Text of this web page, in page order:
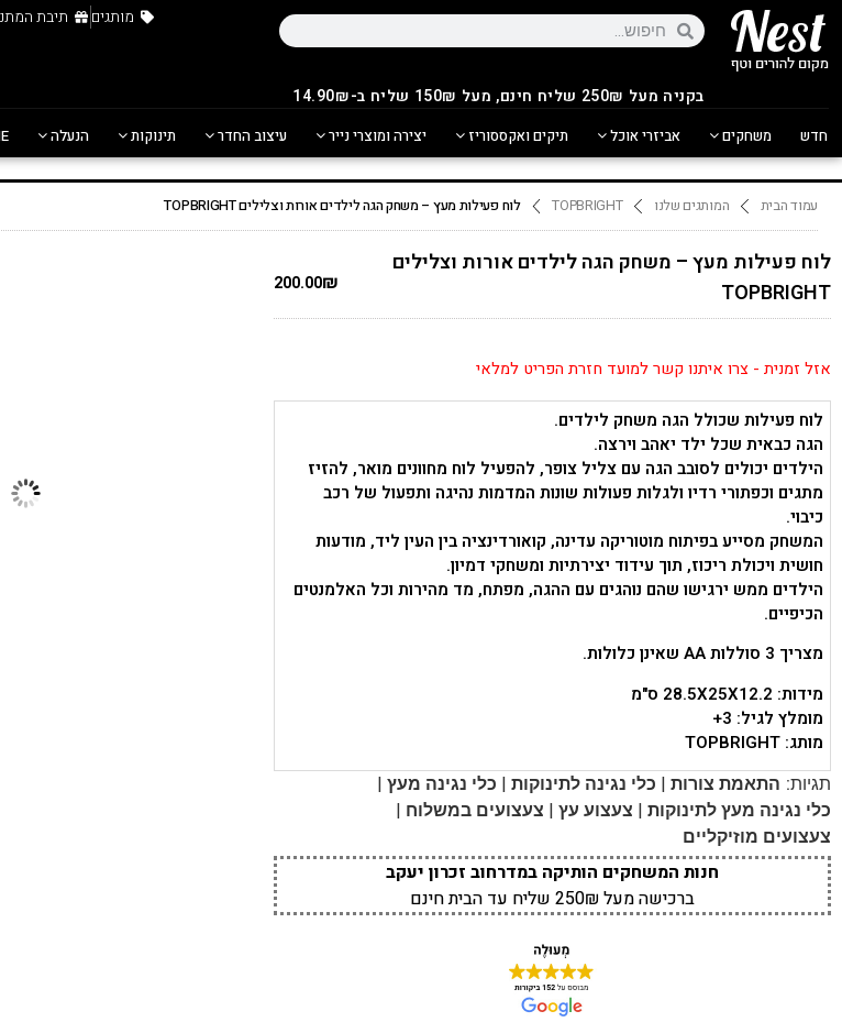
בקניה מעל 250 ₪ שליח חינם, מעל 150₪ שליח ב-14.90₪
מותגים תיבת
חדש משחקים אביזרי אוכל תיקים ואקססוריז יצירה ומוצרי נייר עיצוב החדר תינוקות הנעלה
עמוד הבית המותגים שלנו TOPBRIGHT לוח פעילות מעץ – משחק הגה לילדים אורות וצלילים TOPBRIGHT
לוח פעילות מעץ – משחק הגה לילדים אורות וצלילים
TOPBRIGHT
200.00₪
אזל זמנית - צרו איתנו קשר למועד חזרת הפריט למלאי
לוח פעילות שכולל הגה משחק לילדים.
הגה כבאית שכל ילד יאהב וירצה.
הילדים יכולים לסובב הגה עם צליל צופר, להפעיל לוח מחוונים מואר, להזיז
מתגים וכפתורי רדיו ולגלות פעולות שונות המדמות נהיגה ותפעול של רכב
כיבוי.
המשחק מסייע בפיתוח מוטוריקה עדינה, קואורדינציה בין העין ליד, מודעות
חושית ויכולת ריכוז, תוך עידוד יצירתיות ומשחקי דמיון.
הילדים ממש ירגישו שהם נוהגים עם ההגה, מפתח, מד מהירות וכל האלמנטים
הכיפיים.
מצריך 3 סוללות AA שאינן כלולות.
מידות: 28.5X25X12.2 ס"מ
מומלץ לגיל: 3+
מותג: TOPBRIGHT
תגיות: התאמת צורות | כלי נגינה לתינוקות | כלי נגינה מעץ |
כלי נגינה מעץ לתינוקות | צעצוע עץ | צעצועים במשלוח |
צעצועים מוזיקליים
חנות המשחקים הותיקה במדרחוב זכרון יעקב
ברכישה מעל 250₪ שליח עד הבית חינם